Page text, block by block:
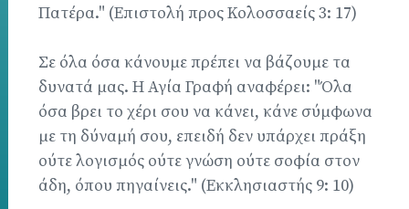
Πατέρα." (Επιστολή προς Κολοσσαείς 3: 17)
Σε όλα όσα κάνουμε πρέπει να βάζουμε τα
δυνατά μας. Η Αγία Γραφή αναφέρει: "Όλα
όσα βρει το χέρι σου να κάνει, κάνε σύμφωνα
με τη δύναμή σου, επειδή δεν υπάρχει πράξη
ούτε λογισμός ούτε γνώση ούτε σοφία στον
άδη, όπου πηγαίνεις." (Εκκλησιαστής 9: 10)